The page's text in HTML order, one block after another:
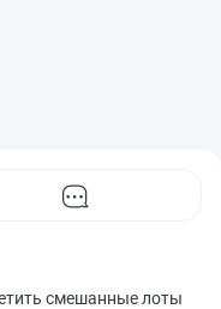
смешанные лоты